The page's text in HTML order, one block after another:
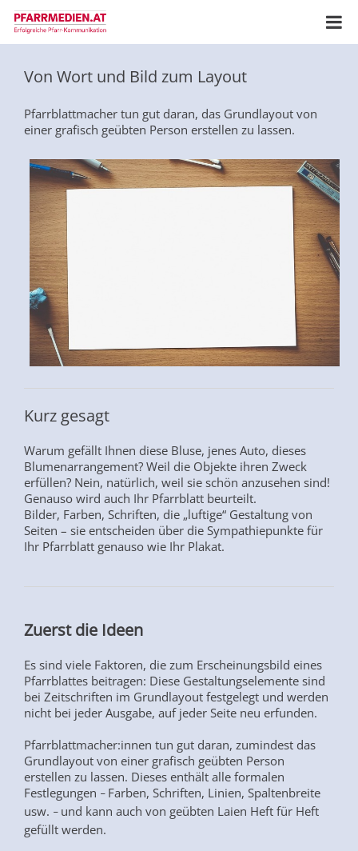
Von Wort und Bild zum Layout
Pfarrblattmacher tun gut daran, das Grundlayout von
einer grafisch geübten Person erstellen zu lassen.
Kurz gesagt
Warum gefällt Ihnen diese Bluse, jenes Auto, dieses
Blumenarrangement? Weil die Objekte ihren Zweck
erfüllen? Nein, natürlich, weil sie schön anzusehen sind!
Genauso wird auch Ihr Pfarrblatt beurteilt.
Bilder, Farben, Schriften, die „luftige“ Gestaltung von
Seiten – sie entscheiden über die Sympathiepunkte für
Ihr Pfarrblatt genauso wie Ihr Plakat.
Zuerst die Ideen
Es sind viele Faktoren, die zum Erscheinungsbild eines
Pfarrblattes beitragen: Diese Gestaltungselemente sind
bei Zeitschriften im Grundlayout festgelegt und werden
nicht bei jeder Ausgabe, auf jeder Seite neu erfunden.
Pfarrblattmacher:innen tun gut daran, zumindest das
Grundlayout von einer grafisch geübten Person
erstellen zu lassen. Dieses enthält alle formalen
Festlegungen – Farben, Schriften, Linien, Spaltenbreite
usw. – und kann auch von geübten Laien Heft für Heft
gefüllt werden.